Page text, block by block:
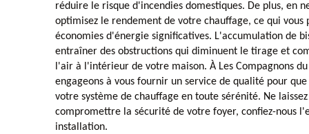
réduire le risque d'incendies domestiques. De plus, en
optimisez le rendement de votre chauffage, ce qui vous
économies d'énergie significatives. L'accumulation de
entraîner des obstructions qui diminuent le tirage et
l'air à l'intérieur de votre maison. À Les Compagnons
engageons à vous fournir un service de qualité pour
votre système de chauffage en toute sérénité. Ne
compromettre la sécurité de votre foyer, confiez-nous
installation.